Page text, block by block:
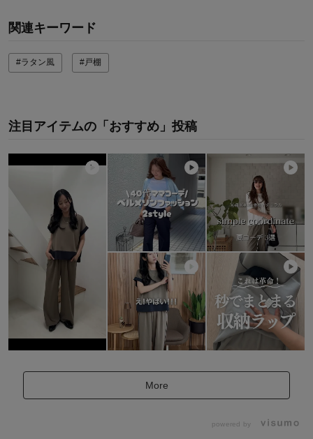
関連キーワード
#ラタン風 #戸棚
注目アイテムの「おすすめ」投稿
More
powered by